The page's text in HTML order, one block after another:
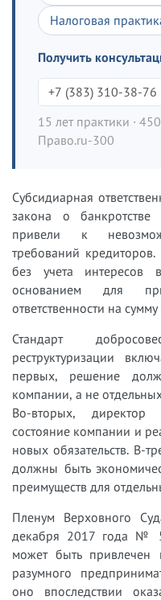
Налоговая
Получить
+7 (383) 310-38-76
15 лет практики ·
Право.ru-300
Субсидиарная
закона о банкротстве
привели к
требований кредиторов.
без учета интересов
основанием для
ответственности на
Стандарт
реструктуризации
первых, решение
компании, а не
Во-вторых, директор
состояние компании и
новых обязательств. В-
должны быть
преимуществ для
Пленум Верховного
декабря 2017 года №
может быть привлечен
разумного
оно впоследствии